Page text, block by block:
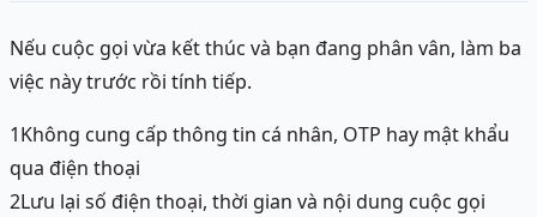
Nếu cuộc gọi vừa kết thúc và bạn đang phân vân, làm ba
việc này trước rồi tính tiếp.
1Không cung cấp thông tin cá nhân, OTP hay mật khẩu
qua điện thoại
2Lưu lại số điện thoại, thời gian và nội dung cuộc gọi